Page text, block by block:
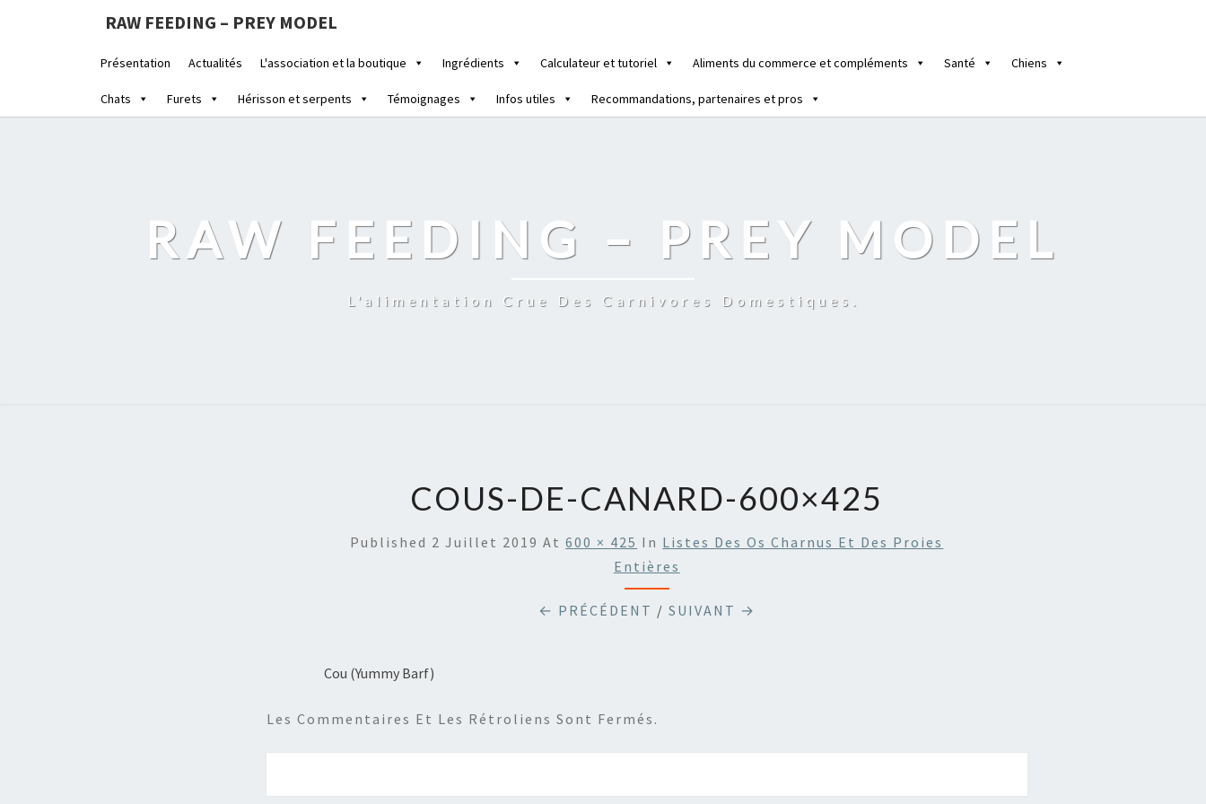
RAW FEEDING – PREY MODEL
Présentation Actualités L'association et la boutique Ingrédients Calculateur et tutoriel Aliments du commerce et compléments Santé Chiens
Chats Furets Hérisson et serpents Témoignages Infos utiles Recommandations, partenaires et pros
RAW FEEDING – PREY MODEL
L'alimentation Crue Des Carnivores Domestiques.
COUS-DE-CANARD-600×425
Published 2 Juillet 2019 At600 × 425 In Listes Des Os Charnus Et Des Proies
Entières
← PRÉCÉDENT / SUIVANT →
Cou (Yummy Barf)
Les Commentaires Et Les Rétroliens Sont Fermés.